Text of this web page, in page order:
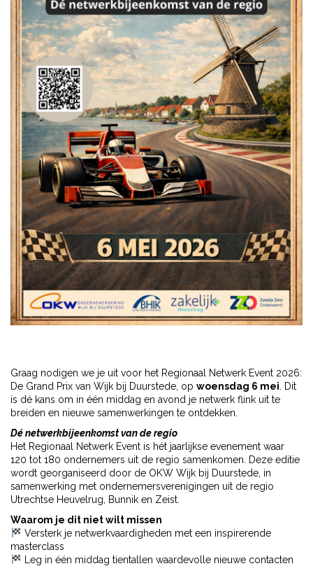
Graag nodigen we je uit voor het Regionaal Netwerk Event 2026:
De Grand Prix van Wijk bij Duurstede, op woensdag 6 mei . Dit
is dé kans om in één middag en avond je netwerk flink uit te
breiden en nieuwe samenwerkingen te ontdekken.
Dé netwerkbijeenkomst van de regio
Het Regionaal Netwerk Event is hét jaarlijkse evenement waar
120 tot 180 ondernemers uit de regio samenkomen. Deze editie
wordt georganiseerd door de OKW Wijk bij Duurstede, in
samenwerking met ondernemersverenigingen uit de regio
Utrechtse Heuvelrug, Bunnik en Zeist.
Waarom je dit niet wilt missen
Versterk je netwerkvaardigheden met een inspirerende
masterclass
Leg in één middag tientallen waardevolle nieuwe contacten